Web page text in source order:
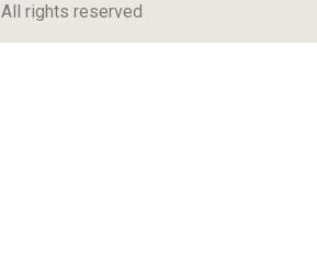
All rights reserved